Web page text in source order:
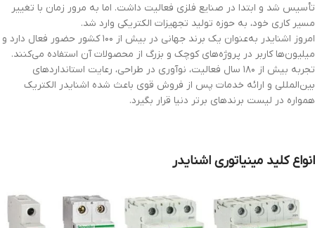
تأسیس شد و ابتدا در صنایع فلزی فعالیت داشت. اما به مرور زمان با تغییر
مسیر کاری خود، به حوزه تولید تجهیزات الکتریکی وارد شد.
امروز اشنایدر به‌عنوان یک برند جهانی در بیش از ۱۰۰ کشور حضور فعال دارد و
میلیون‌ها کاربر در پروژه‌های کوچک و بزرگ از محصولات آن استفاده می‌کنند.
تجربه بیش از ۱۸۰ سال فعالیت، نوآوری در طراحی، رعایت استانداردهای
بین‌المللی و ارائه خدمات پس از فروش قوی باعث شده اشنایدر الکتریک
همواره در لیست برندهای برتر دنیا قرار بگیرد.
انواع کلید مینیاتوری اشنایدر